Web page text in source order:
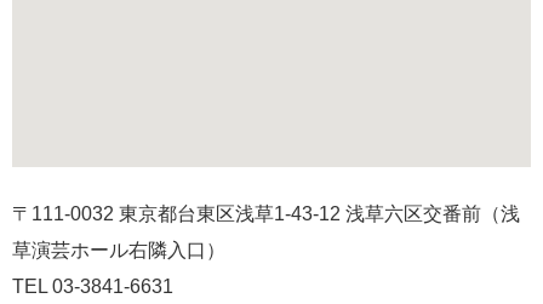
〒111-0032 東京都台東区浅草1-43-12 浅草六区交番前（浅
草演芸ホール右隣入口）
TEL 03-3841-6631